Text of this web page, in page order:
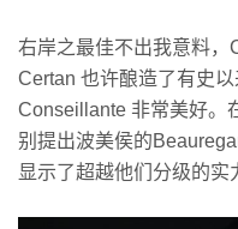
右岸之最佳不出我意料
Certan 也许酿造了有史
Conseillante 非常美好。
别提出波美侯的
显示了超越他们分级的实